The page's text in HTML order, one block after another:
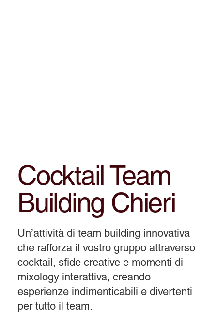
Cocktail Team
Building Chieri
Un’attività di team building innovativa
che rafforza il vostro gruppo attraverso
cocktail, sfide creative e momenti di
mixology interattiva, creando
esperienze indimenticabili e divertenti
per tutto il team.